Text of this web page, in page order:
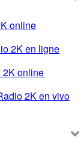
online
2K en ligne
2K online
2K en vivo